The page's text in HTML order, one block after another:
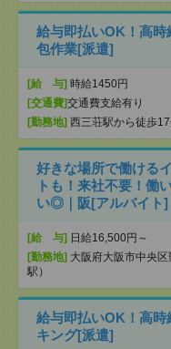
給与即払いOK！高時
包作業[派遣]
[給 与] 時給1450円
[交通費]交通費支給有り
[勤務地] 西三荘駅から徒歩
好きな場所で働ける
トも！来社不要！働
い◎｜阪[アルバイト]
[給 与] 日給16,500円～
[勤務地] 大阪府大阪市中央
駅）
給与即払いOK！高時
キング[派遣]